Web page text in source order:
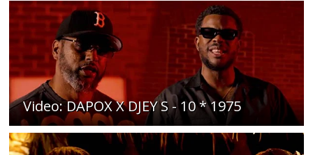
Video: DAPOX X DJEY S - 10 * 1975